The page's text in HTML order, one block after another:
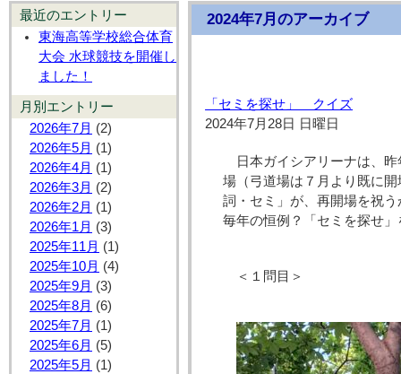
最近のエントリー
東海高等学校総合体育
大会 水球競技を開催し
ました！
月別エントリー
2026年7月 (2)
2026年5月 (1)
2026年4月 (1)
2026年3月 (2)
2026年2月 (1)
2026年1月 (3)
2025年11月 (1)
2025年10月 (4)
2025年9月 (3)
2025年8月 (6)
2025年7月 (1)
2025年6月 (5)
2025年5月 (1)
2024年7月のアーカイブ
「セミを探せ」 クイズ
2024年7月28日 日曜日
日本ガイシアリーナは、
場（弓道場は７月より既に
詞・セミ」が、再開場を祝
毎年の恒例？「セミを探せ
＜１問目